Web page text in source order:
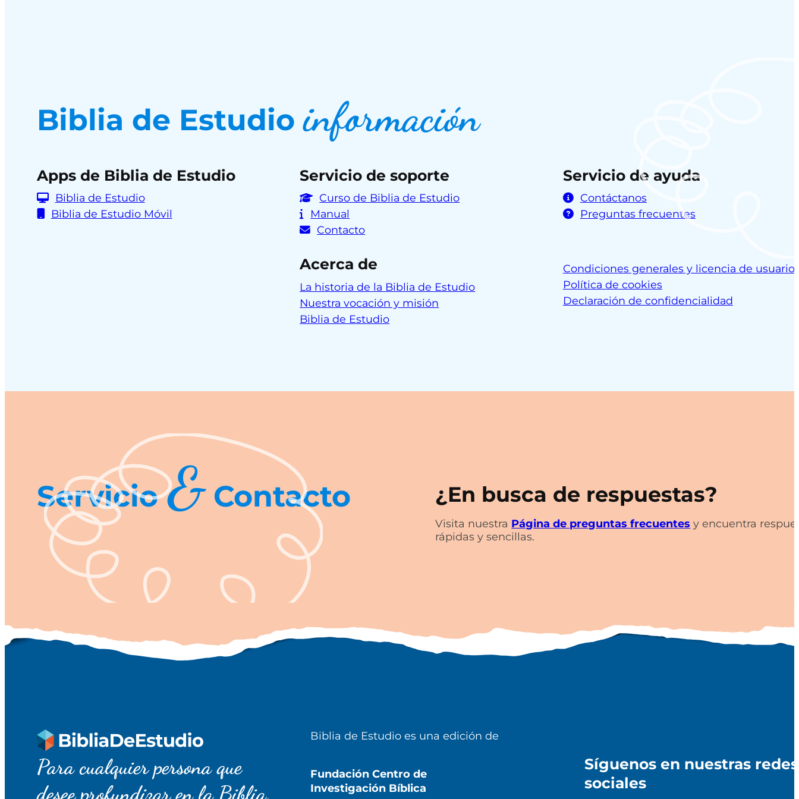
Biblia de Estudioinformación
Apps de Biblia de Estudio
Biblia de Estudio
Biblia de Estudio Móvil
Servicio de soporte
Curso de Biblia de Estudio
Manual
Contacto
Acerca de
La historia de la Biblia de Estudio
Nuestra vocación y misión
Biblia de Estudio
Servicio de ayuda
Contáctanos
Preguntas frecuentes
Condiciones generales y licencia de usuario
Política de cookies
Declaración de confidencialidad
Servicio&Contacto ¿En busca de respuestas?
Visita nuestra Página de preguntas frecuentes y encuentra
rápidas y sencillas.
Para cualquier persona que
desee profundizar en la Biblia.
Biblia de Estudio es una edición de
Fundación Centro de
Investigación Bíblica
Síguenos en nuestras redes
sociales